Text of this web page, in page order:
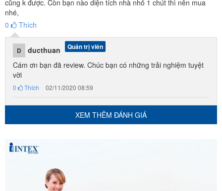
cũng k được. Còn bạn nào diện tích nhà nhỏ 1 chút thì nên mua
nhé,
0
Thích
D ducthuan Quản trị viên
Cám ơn bạn đã review. Chúc bạn có những trải nghiệm tuyệt
vời
0 Thích 02/11/2020 08:59
XEM THÊM ĐÁNH GIÁ